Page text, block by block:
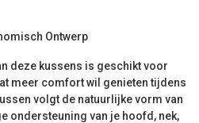
Ontwerp
deze kussens is geschikt voor
meer comfort wil genieten tijdens
volgt de natuurlijke vorm van
ondersteuning van je hoofd, nek,